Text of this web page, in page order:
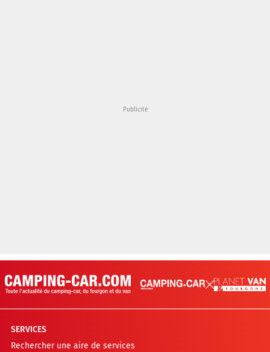
SERVICES
Rechercher une aire de services